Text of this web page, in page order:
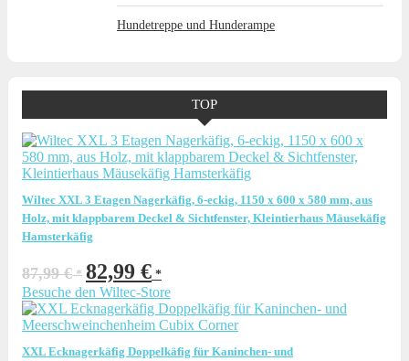
Hundetreppe und Hunderampe
TOP
Wiltec XXL 3 Etagen Nagerkäfig, 6-eckig, 1150 x 600 x 580 mm, aus
Holz, mit klappbarem Deckel & Sichtfenster, Kleintierhaus Mäusekäfig
Hamsterkäfig
87,99€
Ursprünglicher
Preis
war:
87,99 €
82,99 € Preis
ist:
82,99 €.
Besuche den Wiltec-Store
XXL Ecknagerkäfig Doppelkäfig für Kaninchen- und